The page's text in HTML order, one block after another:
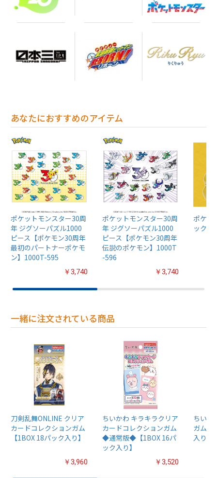
あなたにおすすめのアイテム
ポケットモンスター30周
年 ジグソーパズル1000
ピース【ポケモン30周年
最初のパートナーポケモ
ン】1000T-595
￥3,740
ポケットモンスター30周
年 ジグソーパズル1000
ピース【ポケモン30周年
伝説のポケモン】1000T
-596
￥3,740
ポケッ
ックじ
一緒に注文されている商品
刀剣乱舞ONLINE クリア
カードコレクションガム
【1BOX 18パック入り】
￥3,960
ちいかわ キラキラクリア
カードコレクションガム
◆通常版◆【1BOX 16パ
ック入り】
￥3,520
ちいか
ガム4
入り】